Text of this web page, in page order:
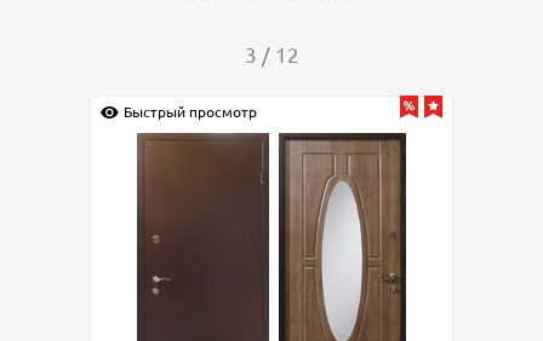
4 / 12
Быстрый просмотр